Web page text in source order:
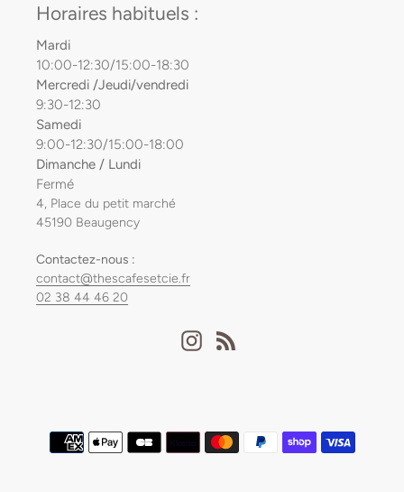
Horaires habituels :
Mardi
10:00-12:30/15:00-18:30
Mercredi /Jeudi/vendredi
9:30-12:30
Samedi
9:00-12:30/15:00-18:00
Dimanche / Lundi
Fermé
4, Place du petit marché
45190 Beaugency
Contactez-nous :
contact@thescafesetcie.fr
02 38 44 46 20
Instagram
Moyens
de